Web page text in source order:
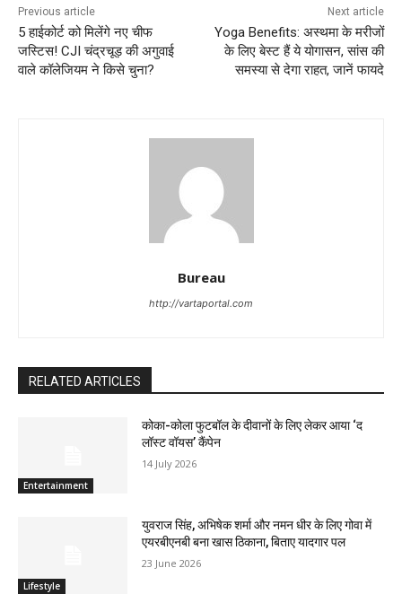
Previous article
5 हाईकोर्ट को मिलेंगे नए चीफ
जस्टिस! CJI चंद्रचूड़ की अगुवाई
वाले कॉलेजियम ने किसे चुना?
Next article
Yoga Benefits: अस्थमा के मरीजों
के लिए बेस्ट हैं ये योगासन, सांस की
समस्या से देगा राहत, जानें फायदे
Bureau
http://vartaportal.com
RELATED ARTICLES
Entertainment
कोका-कोला फुटबॉल के दीवानों के लिए लेकर आया ‘द
लॉस्‍ट वॉयस’ कैंपेन
14 July 2026
Lifestyle
युवराज सिंह, अभिषेक शर्मा और नमन धीर के लिए गोवा में
एयरबीएनबी बना खास ठिकाना, बिताए यादगार पल
23 June 2026